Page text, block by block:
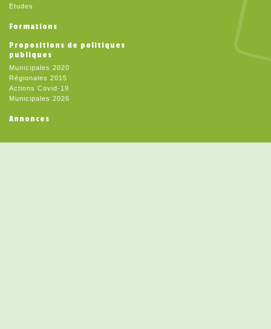
Etudes
Formations
Propositions de politiques
publiques
Municipales 2020
Régionales 2015
Actions Covid-19
Municipales 2026
Annonces